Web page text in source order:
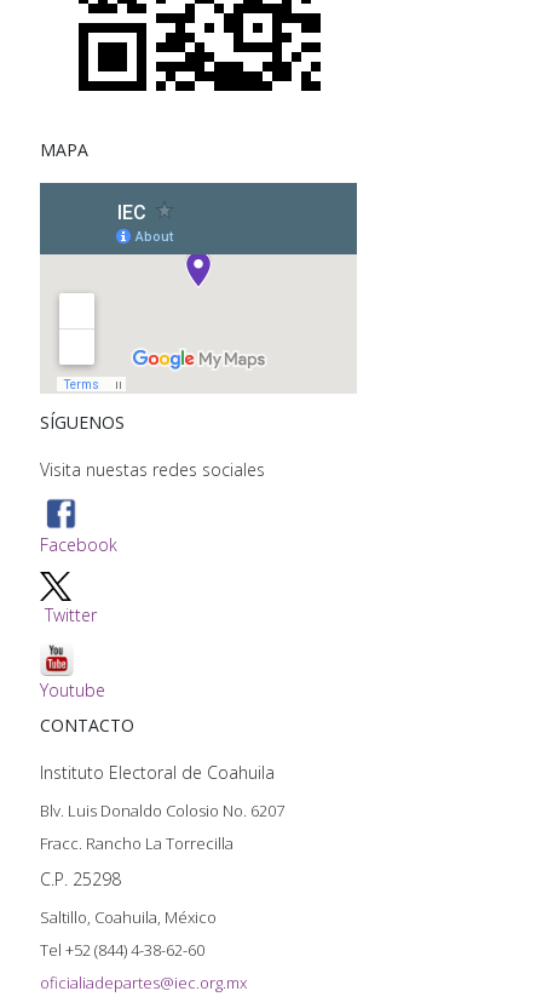
MAPA
SÍGUENOS
Visita nuestas redes sociales
Facebook
Twitter
Youtube
CONTACTO
Instituto Electoral de Coahuila
Blv. Luis Donaldo Colosio No. 6207
Fracc. Rancho La Torrecilla
C.P. 25298
Saltillo, Coahuila, México
Tel +52 (844) 4-38-62-60
oficialiadepartes@iec.org.mx